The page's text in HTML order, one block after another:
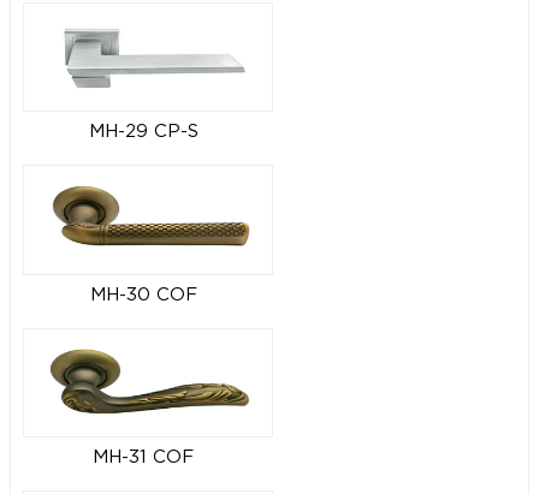
MH-29 CP-S
MH-30 COF
MH-31 COF